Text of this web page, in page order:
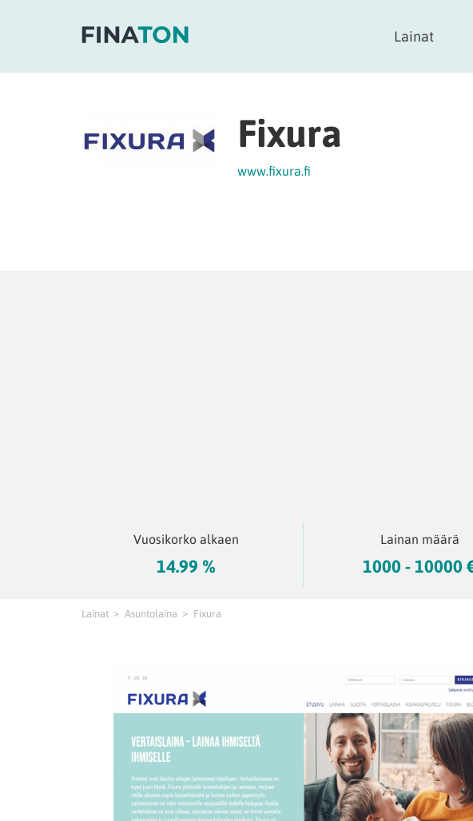
Lainat
Fixura
www.fixura.fi
Vuosikorko alkaen
14.99 %
Lainan määrä
1000 - 10000
Lainat Asuntolaina Fixura